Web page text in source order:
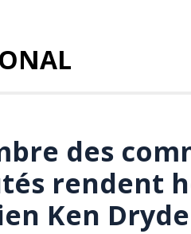
des
rendent
Ken